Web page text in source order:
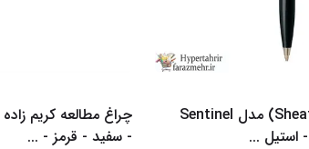
خودکار شیفر (Sheaffer) مدل Sentinel
استیل ...
- سفید - قرمز - ...